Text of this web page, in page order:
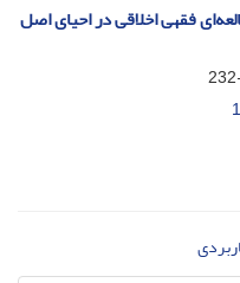
فقهی اخلاقی در احیای اصل